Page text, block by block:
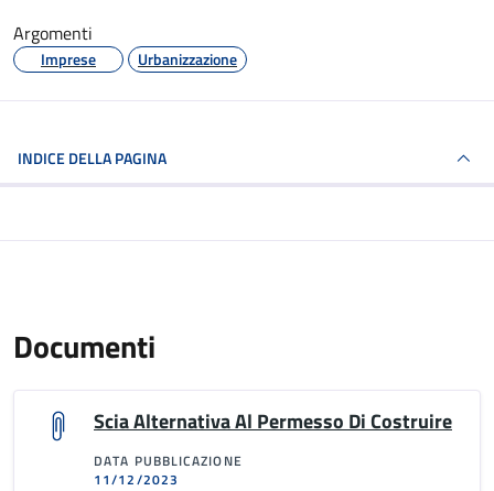
Argomenti
Imprese Urbanizzazione
INDICE DELLA PAGINA
Documenti
Scia Alternativa Al Permesso Di Costruire
DATA PUBBLICAZIONE
11/12/2023